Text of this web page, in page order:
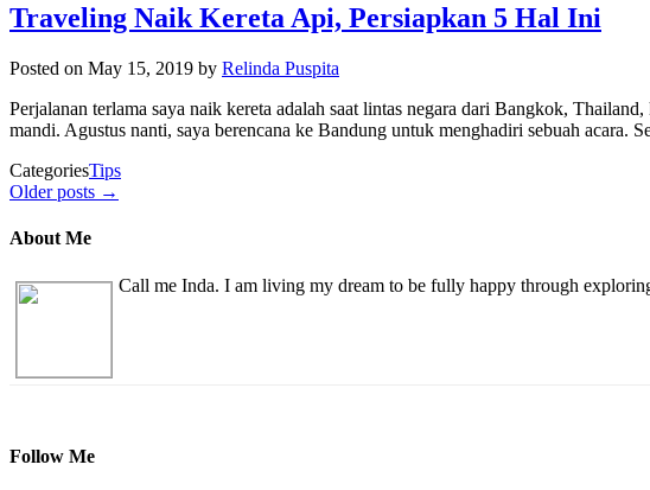
Traveling Naik Kereta Api, Persiapkan 5 Hal Ini
Posted on May 15, 2019 by Relinda Puspita
Perjalanan terlama saya naik kereta adalah saat lintas negara dari Bangkok,
mandi. Agustus nanti, saya berencana ke Bandung untuk menghadiri sebuah
CategoriesTips
Older posts →
About Me
Call me Inda. I am living my dream to be fully happy through
Follow Me